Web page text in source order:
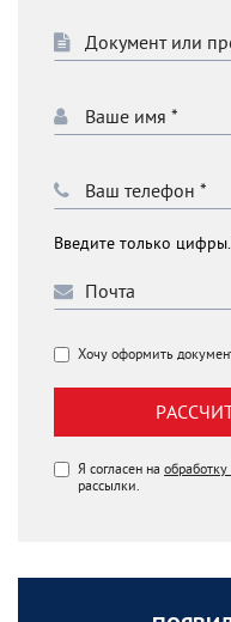
Введите только
Хочу оформить
Я согласен на
рассылки.